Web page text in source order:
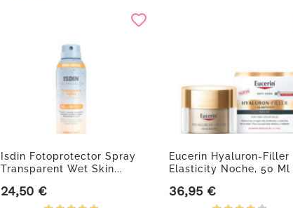
Isdin Fotoprotector Spray
Transparent Wet Skin...
Precio
24,50 €
Eucerin Hyaluron-Filler
Elasticity Noche, 50 Ml
Precio
36,95 €